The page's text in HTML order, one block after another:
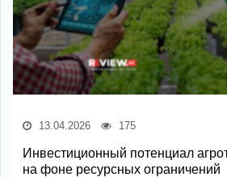
13.04.2026 175
Инвестиционный потенциал
на фоне ресурсных ограничений